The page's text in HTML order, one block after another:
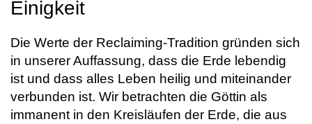
Einigkeit
Die Werte der Reclaiming-Tradition gründen sich
in unserer Auffassung, dass die Erde lebendig
ist und dass alles Leben heilig und miteinander
verbunden ist. Wir betrachten die Göttin als
immanent in den Kreisläufen der Erde, die aus